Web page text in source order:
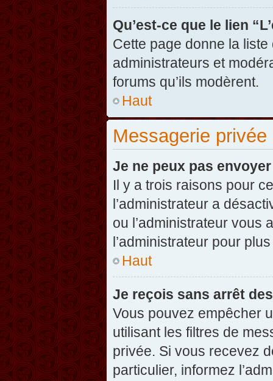
Qu’est-ce que le lien
Cette page donne la
administrateurs et
forums qu’ils modèrent.
Haut
Messagerie privée
Je ne peux pas
Il y a trois raisons pour
l’administrateur a
ou l’administrateur vous
l’administrateur pour
Haut
Je reçois sans arrêt
Vous pouvez empêcher
utilisant les filtres de
privée. Si vous recevez
particulier, informez